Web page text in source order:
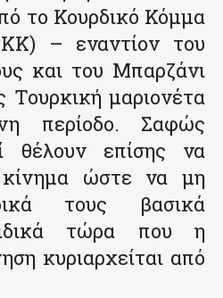
το Κουρδικό Κόμμα
– εναντίον του
και του Μπαρζάνι
μαριονέτα
περίοδο. Σαφώς
θέλουν επίσης να
κίνημα ώστε να μη
τους βασικά
τώρα που η
κυριαρχείται από